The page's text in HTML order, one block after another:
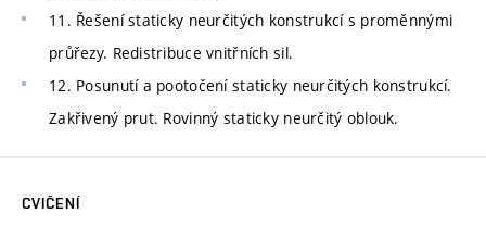
11. Řešení staticky neurčitých konstrukcí s proměnnými
průřezy. Redistribuce vnitřních sil.
12. Posunutí a pootočení staticky neurčitých konstrukcí.
Zakřivený prut. Rovinný staticky neurčitý oblouk.
CVIČENÍ